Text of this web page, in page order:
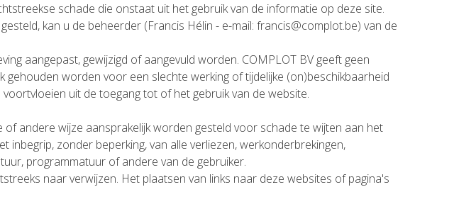
schade die onstaat uit het gebruik van de informatie op deze site.
kan u de beheerder (Francis Hélin - e-mail: francis@complot.be) van de
aangepast, gewijzigd of aangevuld worden. COMPLOT BV geeft geen
worden voor een slechte werking of tijdelijke (on)beschikbaarheid
uit de toegang tot of het gebruik van de website.
andere wijze aansprakelijk worden gesteld voor schade te wijten aan het
inbegrip, zonder beperking, van alle verliezen, werkonderbrekingen,
programmatuur of andere van de gebruiker.
naar verwijzen. Het plaatsen van links naar deze websites of pagina's